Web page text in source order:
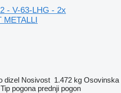
- V-63-LHG - 2x
METALLI
dizel Nosivost 1.472 kg Osovinska
Tip pogona prednji pogon